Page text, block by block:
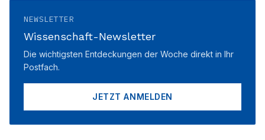
NEWSLETTER
Wissenschaft-Newsletter
Die wichtigsten Entdeckungen der Woche direkt in Ihr
Postfach.
JETZT ANMELDEN